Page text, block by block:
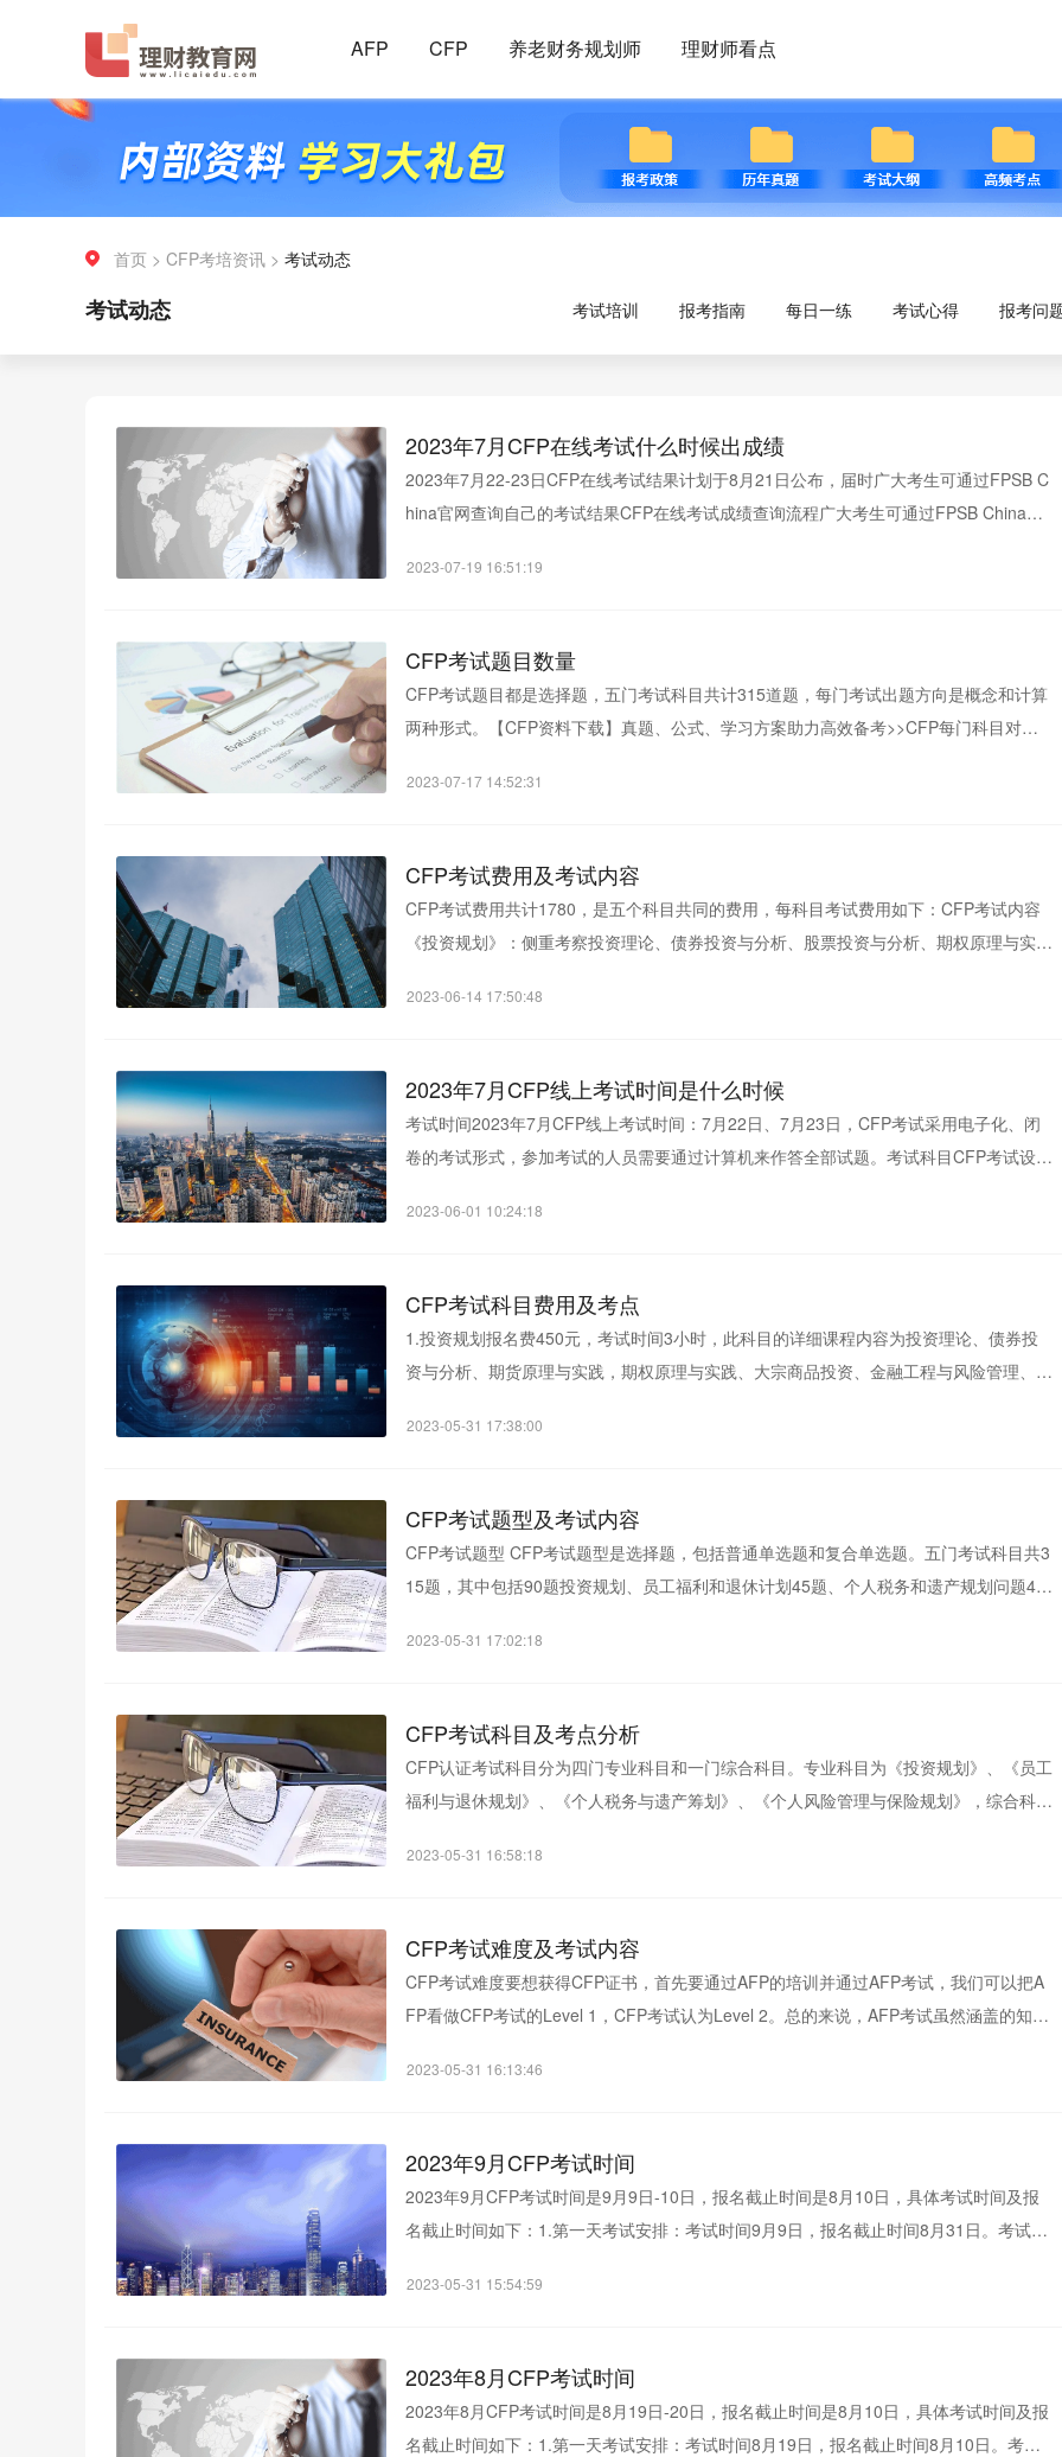
AFP CFP 养老财务规划师 理财师看点
首页 > CFP考培资讯 > 考试动态
考试动态 考试培训 报考指南 每日一练 考试心得 报考问
2023年7月CFP在线考试什么时候出成绩
2023年7月22-23日CFP在线考试结果计划于8月21日公布，届时广大考生可通过FPSB C
hina官网查询自己的考试结果CFP在线考试成绩查询流程广大考生可通过FPSB China官
2023-07-19 16:51:19
CFP考试题目数量
CFP考试题目都是选择题，五门考试科目共计315道题，每门考试出题方向是概念和计算
两种形式。【CFP资料下载】真题、公式、学习方案助力高效备考>>CFP每门科目对应
2023-07-17 14:52:31
CFP考试费用及考试内容
CFP考试费用共计1780，是五个科目共同的费用，每科目考试费用如下：CFP考试内容
《投资规划》：侧重考察投资理论、债券投资与分析、股票投资与分析、期权原理与实
2023-06-14 17:50:48
2023年7月CFP线上考试时间是什么时候
考试时间2023年7月CFP线上考试时间：7月22日、7月23日，CFP考试采用电子化、闭
卷的考试形式，参加考试的人员需要通过计算机来作答全部试题。考试科目CFP考试设有
2023-06-01 10:24:18
CFP考试科目费用及考点
1.投资规划报名费450元，考试时间3小时，此科目的详细课程内容为投资理论、债券投
资与分析、期货原理与实践，期权原理与实践、大宗商品投资、金融工程与风险管理、股
2023-05-31 17:38:00
CFP考试题型及考试内容
CFP考试题型 CFP考试题型是选择题，包括普通单选题和复合单选题。五门考试科目共3
15题，其中包括90题投资规划、员工福利和退休计划45题、个人税务和遗产规划问题45
2023-05-31 17:02:18
CFP考试科目及考点分析
CFP认证考试科目分为四门专业科目和一门综合科目。专业科目为《投资规划》、《员工
福利与退休规划》、《个人税务与遗产筹划》、《个人风险管理与保险规划》，综合科目
2023-05-31 16:58:18
CFP考试难度及考试内容
CFP考试难度要想获得CFP证书，首先要通过AFP的培训并通过AFP考试，我们可以把A
FP看做CFP考试的Level 1，CFP考试认为Level 2。总的来说，AFP考试虽然涵盖的知识
2023-05-31 16:13:46
2023年9月CFP考试时间
2023年9月CFP考试时间是9月9日-10日，报名截止时间是8月10日，具体考试时间及报
名截止时间如下：1.第一天考试安排：考试时间9月9日，报名截止时间8月31日。考试科
2023-05-31 15:54:59
2023年8月CFP考试时间
2023年8月CFP考试时间是8月19日-20日，报名截止时间是8月10日，具体考试时间及报
名截止时间如下：1.第一天考试安排：考试时间8月19日，报名截止时间8月10日。考试